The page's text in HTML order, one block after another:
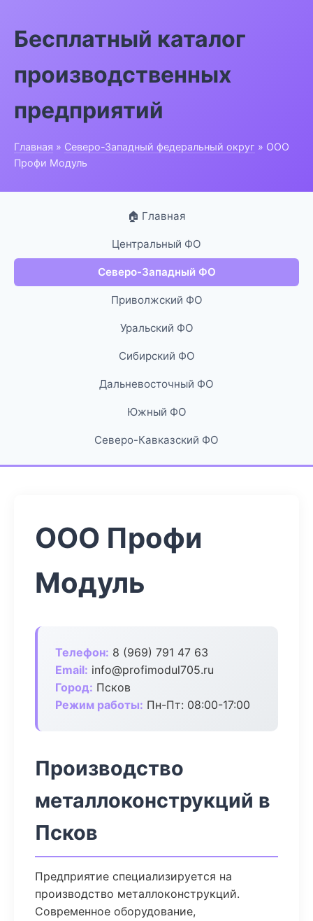
Бесплатный каталог
производственных
предприятий
Главная » Северо-Западный федеральный округ » ООО
Профи Модуль
🏠 Главная
Центральный ФО
Северо-Западный ФО
Приволжский ФО
Уральский ФО
Сибирский ФО
Дальневосточный ФО
Южный ФО
Северо-Кавказский ФО
ООО Профи
Модуль
Телефон: 8 (969) 791 47 63
Email: info@profimodul705.ru
Город: Псков
Режим работы: Пн-Пт: 08:00-17:00
Производство
металлоконструкций в
Псков
Предприятие специализируется на
производство металлоконструкций.
Современное оборудование,